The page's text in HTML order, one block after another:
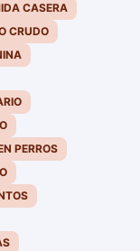
CASERA
CRUDO
PERROS